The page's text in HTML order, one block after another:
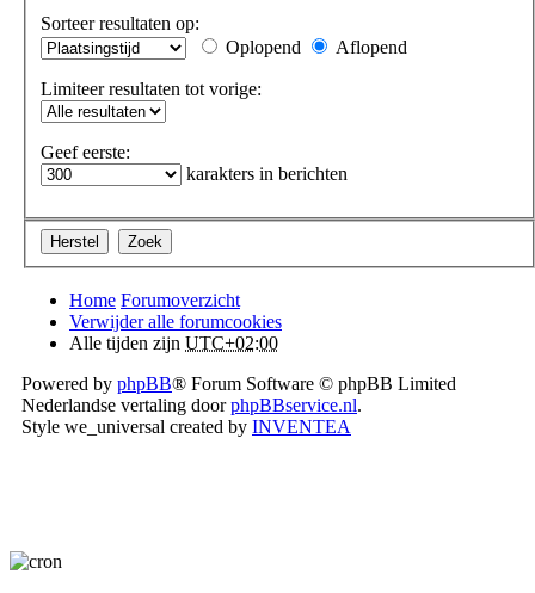
Sorteer resultaten op:
Oplopend
Aflopend
Limiteer resultaten tot vorige:
Geef eerste:
karakters in berichten
Home Forumoverzicht
Verwijder alle forumcookies
Alle tijden zijn UTC+02:00
Powered by phpBB® Forum Software © phpBB Limited
Nederlandse vertaling doorphpBBservice.nl.
Style we_universal created by INVENTEA